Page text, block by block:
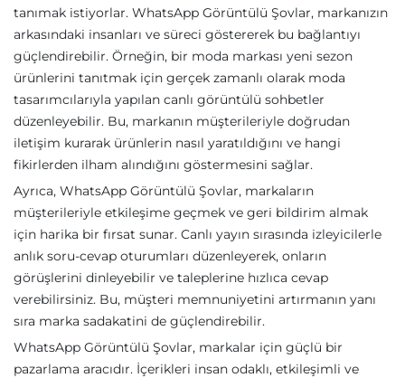
tanımak istiyorlar. WhatsApp Görüntülü Şovlar, markanızın
arkasındaki insanları ve süreci göstererek bu bağlantıyı
güçlendirebilir. Örneğin, bir moda markası yeni sezon
ürünlerini tanıtmak için gerçek zamanlı olarak moda
tasarımcılarıyla yapılan canlı görüntülü sohbetler
düzenleyebilir. Bu, markanın müşterileriyle doğrudan
iletişim kurarak ürünlerin nasıl yaratıldığını ve hangi
fikirlerden ilham alındığını göstermesini sağlar.
Ayrıca, WhatsApp Görüntülü Şovlar, markaların
müşterileriyle etkileşime geçmek ve geri bildirim almak
için harika bir fırsat sunar. Canlı yayın sırasında izleyicilerle
anlık soru-cevap oturumları düzenleyerek, onların
görüşlerini dinleyebilir ve taleplerine hızlıca cevap
verebilirsiniz. Bu, müşteri memnuniyetini artırmanın yanı
sıra marka sadakatini de güçlendirebilir.
WhatsApp Görüntülü Şovlar, markalar için güçlü bir
pazarlama aracıdır. İçerikleri insan odaklı, etkileşimli ve